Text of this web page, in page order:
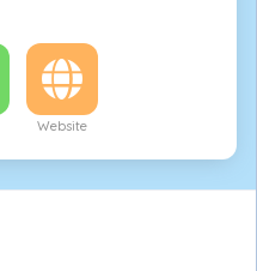
Website